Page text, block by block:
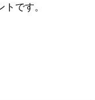
です。